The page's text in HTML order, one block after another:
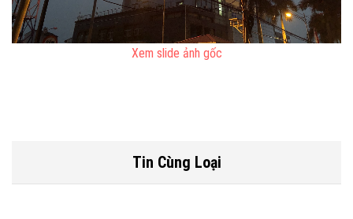
Xem slide ảnh gốc
Tin Cùng Loại